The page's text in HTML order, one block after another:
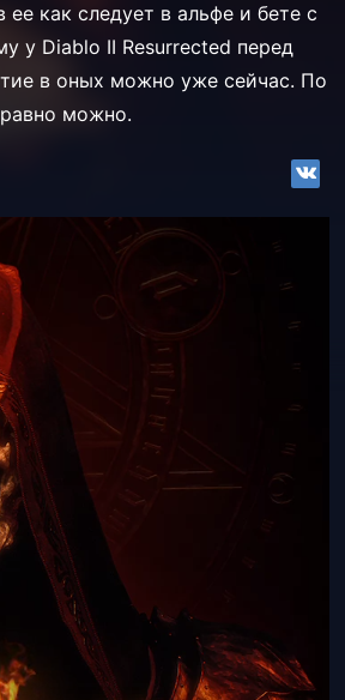
как следует в альфе и бете с
у Diablo II Resurrected перед
в оных можно уже сейчас. По
равно можно.